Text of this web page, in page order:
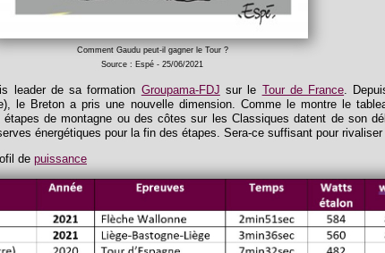
Comment Gaudu peut-il gagner le Tour ?
Source : Espé - 25/06/2021
leader de sa formation Groupama-FDJ sur le Tour de France.
le Breton a pris une nouvelle dimension. Comme le montre le
de montagne ou des côtes sur les Classiques datent de son
énergétiques pour la fin des étapes. Sera-ce suffisant pour
de puissance